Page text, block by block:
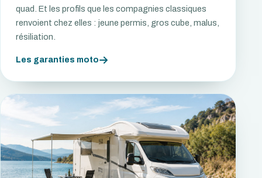
quad. Et les profils que les compagnies classiques
renvoient chez elles : jeune permis, gros cube, malus,
résiliation.
Les garanties moto